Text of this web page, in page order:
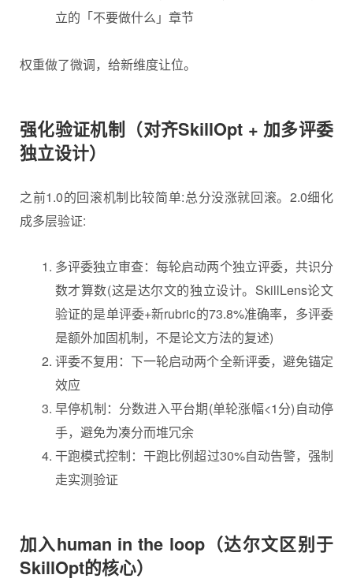
立的「不要做什么」章节
权重做了微调，给新维度让位。
强化验证机制（对齐SkillOpt + 加多评委
独立设计）
之前1.0的回滚机制比较简单:总分没涨就回滚。2.0细化
成多层验证:
多评委独立审查：每轮启动两个独立评委，共识分
数才算数(这是达尔文的独立设计。SkillLens论文
验证的是单评委+新rubric的73.8%准确率，多评委
是额外加固机制，不是论文方法的复述)
评委不复用：下一轮启动两个全新评委，避免锚定
效应
早停机制：分数进入平台期(单轮涨幅<1分)自动停
手，避免为凑分而堆冗余
干跑模式控制：干跑比例超过30%自动告警，强制
走实测验证
加入human in the loop（达尔文区别于
SkillOpt的核心）